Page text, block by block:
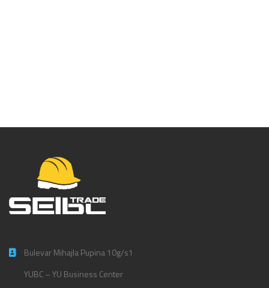
Bulevar Mihajla Pupina 10g/s1
YUBC – YU Business Center